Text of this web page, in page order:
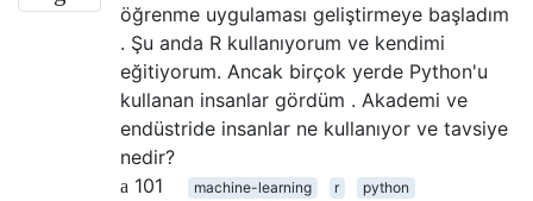
öğrenme uygulaması geliştirmeye başladım
. Şu anda R kullanıyorum ve kendimi
eğitiyorum. Ancak birçok yerde Python'u
kullanan insanlar gördüm . Akademi ve
endüstride insanlar ne kullanıyor ve tavsiye
nedir?
101
machine-learning r python